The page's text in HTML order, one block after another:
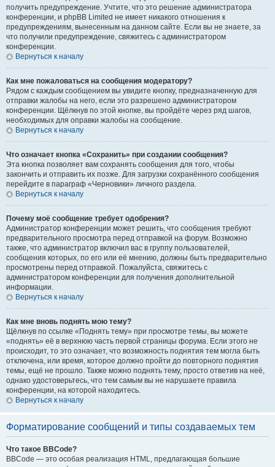
получить предупреждение. Учтите, что это решение администратора
конференции, и phpBB Limited не имеет никакого отношения к
предупреждениям, вынесенным на данном сайте. Если вы не знаете, за
что получили предупреждение, свяжитесь с администратором
конференции.
Вернуться к началу
Как мне пожаловаться на сообщения модератору?
Рядом с каждым сообщением вы увидите кнопку, предназначенную для
отправки жалобы на него, если это разрешено администратором
конференции. Щёлкнув по этой кнопке, вы пройдёте через ряд шагов,
необходимых для оправки жалобы на сообщение.
Вернуться к началу
Что означает кнопка «Сохранить» при создании сообщения?
Эта кнопка позволяет вам сохранять сообщения для того, чтобы
закончить и отправить их позже. Для загрузки сохранённого сообщения
перейдите в параграф «Черновики» личного раздела.
Вернуться к началу
Почему моё сообщение требует одобрения?
Администратор конференции может решить, что сообщения требуют
предварительного просмотра перед отправкой на форум. Возможно
также, что администратор включил вас в группу пользователей,
сообщения которых, по его или её мнению, должны быть предварительно
просмотрены перед отправкой. Пожалуйста, свяжитесь с
администратором конференции для получения дополнительной
информации.
Вернуться к началу
Как мне вновь поднять мою тему?
Щёлкнув по ссылке «Поднять тему» при просмотре темы, вы можете
«поднять» её в верхнюю часть первой страницы форума. Если этого не
происходит, то это означает, что возможность поднятия тем могла быть
отключена, или время, которое должно пройти до повторного поднятия
темы, ещё не прошло. Также можно поднять тему, просто ответив на неё,
однако удостоверьтесь, что тем самым вы не нарушаете правила
конференции, на которой находитесь.
Вернуться к началу
Форматирование сообщений и типы создаваемых тем
Что такое BBCode?
BBCode — это особая реализация HTML, предлагающая большие